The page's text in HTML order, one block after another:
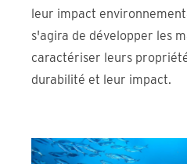
leur impact
s'agira de développer les
caractériser leurs
durabilité et leur impact.